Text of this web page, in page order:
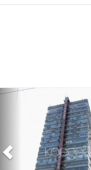
Previous